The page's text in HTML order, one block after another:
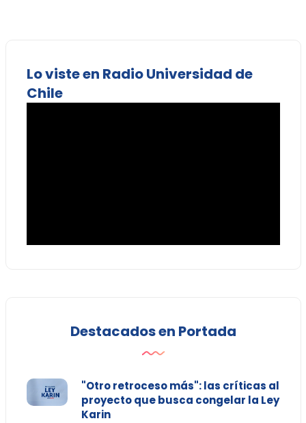
Lo viste en Radio Universidad de
Chile
Destacados en Portada
"Otro retroceso más": las críticas al
proyecto que busca congelar la Ley
Karin